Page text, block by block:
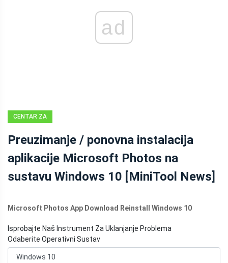
ad
CENTAR ZA
MINITOOL
Preuzimanje / ponovna instalacija
aplikacije Microsoft Photos na
sustavu Windows 10 [MiniTool News]
Microsoft Photos App Download Reinstall Windows 10
Isprobajte Naš Instrument Za Uklanjanje Problema
Odaberite Operativni Sustav